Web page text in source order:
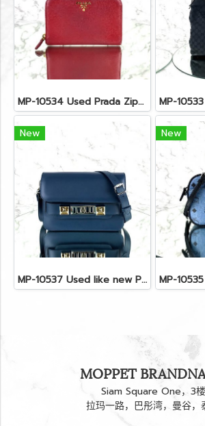
MP-10534 Used Prada Zippy Medium Wallet In Fuoco Saffiano GHW
New
MP-10537 Used like new Proenza PS11 Mini
New
MOPPET
Siam Square One，3楼
拉玛一路，巴彤湾，曼谷，